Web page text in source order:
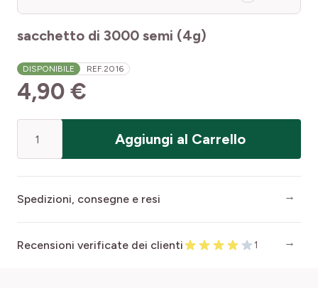
sacchetto di 3000 semi (4g)
DISPONIBILE REF.2016
4,90 €
Aggiungi al Carrello
Spedizioni, consegne e resi
Recensioni verificate dei clienti 1